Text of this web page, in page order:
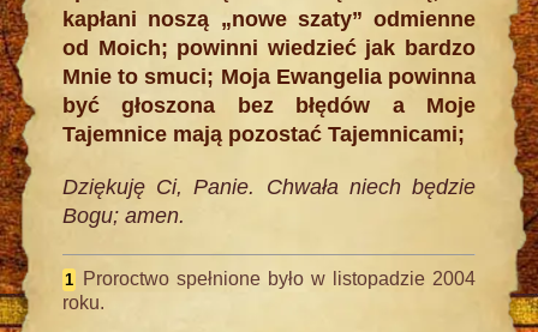
kapłani noszą „nowe szaty” odmienne
od Moich; powinni wiedzieć jak bardzo
Mnie to smuci; Moja Ewangelia powinna
być głoszona bez błędów a Moje
Tajemnice mają pozostać Tajemnicami;
Dziękuję Ci, Panie. Chwała niech będzie
Bogu; amen.
1
Proroctwo spełnione było w listopadzie 2004
roku.